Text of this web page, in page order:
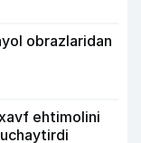
obrazlaridan
ehtimolini